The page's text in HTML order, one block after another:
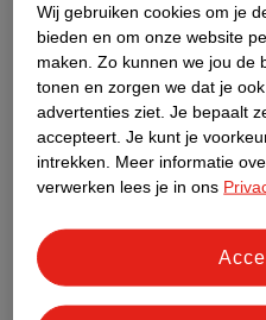
ervan ervaart of onzeker wordt
deed. Kan je bijvoorbeeld
je wel seks hebben in dit
niet bang, beide vragen
gezond, probeer tijdens je
per dag te bewegen. Zo blijf je
fietsen het idee hebt dat je het
Voor- en nadelen van
Zoals we al zeiden kan je kleine
Wij gebruiken cookies om je
bieden en om onze website
maken. Zo kunnen we jou de
tonen en zorgen we dat je
advertenties ziet. Je bepaalt
accepteert. Je kunt je
intrekken.
Meer informatie
verwerken lees je in ons